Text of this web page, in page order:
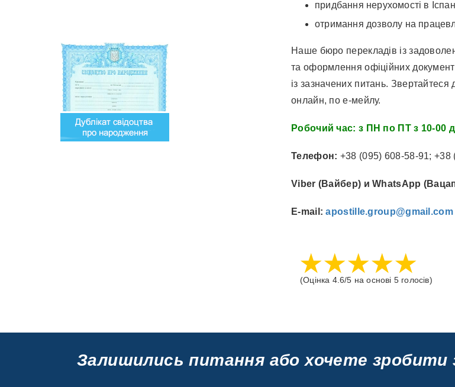
придбання нерухомості в
отримання дозволу на
Наше бюро перекладів із
та оформлення офіційних
із зазначених питань.
онлайн, по е-мейлу.
Робочий час: з ПН по ПТ з 10-00
Телефон: +38 (095) 608-58-91;
Viber (Вайбер) и WhatsApp
E-mail: apostille.group@gmail.com
(Оцінка 4.6/5 на основі 5 голосів)
Залишились питання або хочете зробити